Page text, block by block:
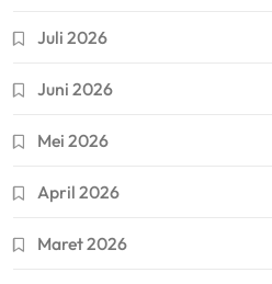
Juli 2026
Juni 2026
Mei 2026
April 2026
Maret 2026